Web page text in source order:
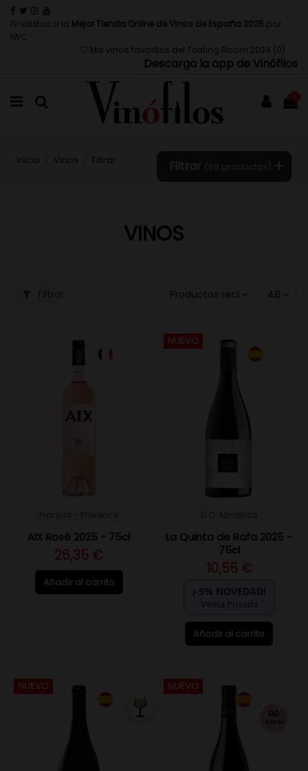
Finalistas a la Mejor Tienda Online de Vinos de España 2025 por
IWC
Mis vinos favoritos del Tasting Room 2024 (0 )
Descarga la app de Vinófilos
0
Inicio Vinos Filtrar
VINOS
Productos recientemente
48
AIX Rosé 2025 - 75cl
26,35 €
Añadir al carrito
NUEVO
La Quinta de Rafa 2025 -
75cl
10,55 €
¡-5% NOVEDAD!
Venta Privada
Añadir al carrito
NUEVO NUEVO
90
ATKIN